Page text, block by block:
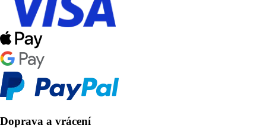
Doprava a vrácení